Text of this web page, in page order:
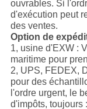
ouvrables. Si
d'exécution peut
des ventes.
Option de
1, usine d'EXW :
maritime pour
2, UPS, FEDEX,
pour des
l'ordre urgent, le
d'impôts, toujours